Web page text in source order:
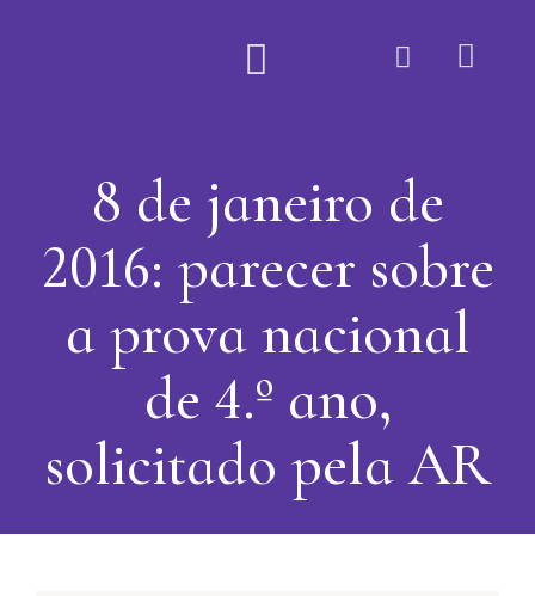
8 de janeiro de
2016: parecer sobre
a prova nacional
de 4.º ano,
solicitado pela AR